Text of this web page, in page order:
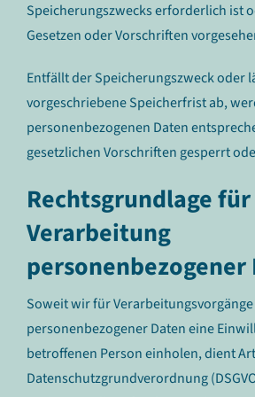
Speicherungszwecks erforderlich ist
Gesetzen oder Vorschriften
Entfällt der Speicherungszweck oder
vorgeschriebene Speicherfrist ab,
personenbezogenen Daten
gesetzlichen Vorschriften gesperrt
Rechtsgrundlage
Verarbeitung
personenbezogener
Soweit wir für Verarbeitungsvorgänge
personenbezogener Daten eine
betroffenen Person einholen, dient
Datenschutzgrundverordnung